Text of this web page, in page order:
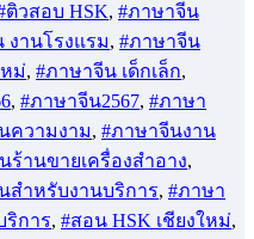
ติวสอบ HSK, #ภาษาจีน
งานโรงแรม, #ภาษาจีน
ม่, #ภาษาจีน เด็กเล็ก,
, #ภาษาจีน2567, #ภาษา
ความงาม, #ภาษาจีนงาน
ร้านขายเครื่องสำอาง,
สำหรับงานบริการ, #ภาษา
ริการ, #สอน HSK เชียงใหม่,